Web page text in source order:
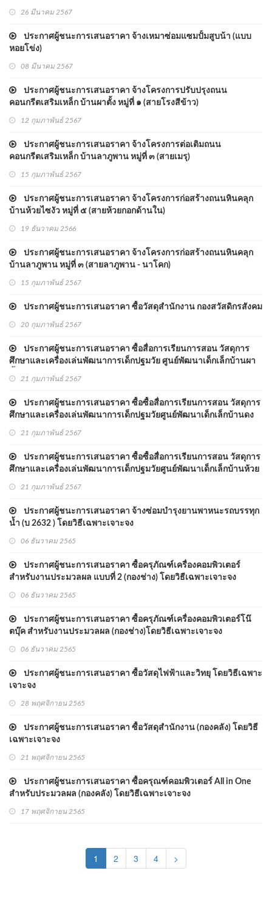
26 มีนาคม 2567
ประกาศผู้ชนะการเสนอราคา จ้างเหมาซ่อมแซมปั้มสูบน้า (แบบ
หอยโข่ง)
08 มีนาคม 2567
ประกาศผู้ชนะการเสนอราคา จ้างโครงการปรับปรุงถนน
คอนกรีตเสริมเหล็ก บ้านผาตั้ง หมู่ที่ ๑ (สายโรงสีข้าว)
12 กุมภาพันธ์ 2567
ประกาศผู้ชนะการเสนอราคา จ้างโครงการต่อเติมถนน
คอนกรีตเสริมเหล็ก บ้านลาภูพาน หมู่ที่ ๓ (สายเมรุ)
15 กุมภาพันธ์ 2567
ประกาศผู้ชนะการเสนอราคา จ้างโครงการก่อสร้างถนนหินคลุก
บ้านห้วยไซงัว หมู่ที่ ๕ (สายห้วยกอกด้านใน)
19 ธันวาคม 2566
ประกาศผู้ชนะการเสนอราคา จ้างโครงการก่อสร้างถนนหินคลุก
บ้านลาภูพาน หมู่ที่ ๓ (สายลาภูพาน - นาโคก)
15 กุมภาพันธ์ 2567
ประกาศผู้ชนะการเสนอราคา ซื้อวัสดุสำนักงาน กองสวัสดิกรสังคม
20 กุมภาพันธ์ 2567
ประกาศผู้ชนะการเสนอราคา ซื้อสื่อการเรียนการสอน วัสดุการ
ศึกษาและเครื่องเล่นพัฒนาการเด็กปฐมวัย ศูนย์พัฒนาเด็กเล็กบ้านผา
21 กุมภาพันธ์ 2567
ประกาศผู้ชนะการเสนอราคา ซื้อซื้อสื่อการเรียนการสอน วัสดุการ
ศึกษาและเครื่องเล่นพัฒนาการเด็กปฐมวัยศูนย์พัฒนาเด็กเล็กบ้านดง
21 กุมภาพันธ์ 2567
ประกาศผู้ชนะการเสนอราคา ซื้อซื้อสื่อการเรียนการสอน วัสดุการ
ศึกษาและเครื่องเล่นพัฒนาการเด็กปฐมวัยศูนย์พัฒนาเด็กเล็กบ้านห้วย
21 กุมภาพันธ์ 2567
ประกาศผู้ชนะการเสนอราคา จ้างซ่อมบำรุงยานพาหนะรถบรรทุก
น้ำ (บ 2632 ) โดยวิธีเฉพาะเจาะจง
06 ธันวาคม 2565
ประกาศผู้ชนะการเสนอราคา ซื้อครุภัณฑ์เครื่องคอมพิวเตอร์
สำหรับงานประมวลผล แบบที่ 2 (กองช่าง) โดยวิธีเฉพาะเจาะจง
06 ธันวาคม 2565
ประกาศผู้ชนะการเสนอราคา ซื้อครุภัณฑ์เครื่องคอมพิวเตอร์โน๊
ตบุ๊ค สำหรับงานประมวลผล (กองช่าง)โดยวิธีเฉพาะเจาะจง
06 ธันวาคม 2565
ประกาศผู้ชนะการเสนอราคา ซื้อวัสดุไฟฟ้าและวิทยุ โดยวิธีเฉพาะ
เจาะจง
28 พฤศจิกายน 2565
ประกาศผู้ชนะการเสนอราคา ซื้อวัสดุสำนักงาน (กองคลัง) โดยวิธี
เฉพาะเจาะจง
21 พฤศจิกายน 2565
ประกาศผู้ชนะการเสนอราคา ซื้อครุณฑ์คอมพิวเตอร์ All in One
สำหรับประมวลผล (กองคลัง) โดยวิธีเฉพาะเจาะจง
17 พฤศจิกายน 2565
1 (current)
2 3 4 >